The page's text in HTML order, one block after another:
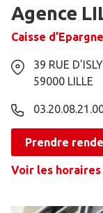
Agence
Caisse
39 RUE
59000 LILLE
Prendre
Voir les horaires